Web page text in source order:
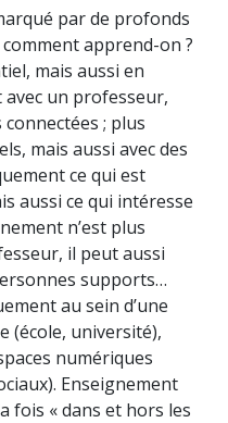
par de profonds
apprend-on ?
mais aussi en
un professeur,
; plus
mais aussi avec des
ce qui est
aussi ce qui intéresse
n’est plus
il peut aussi
supports…
au sein d’une
(école, université),
numériques
Enseignement
fois « dans et hors les